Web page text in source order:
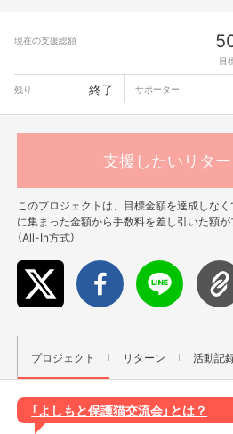
現在の支援総額
目
残り
終了 サポーター
支援したいリタ
このプロジェクトは、目標金額を達成しなく
に集まった金額から手数料を差し引いた額
（All-In方式）
プロジェクト リターン 活動記
「よしもと保護猫交流会」とは？